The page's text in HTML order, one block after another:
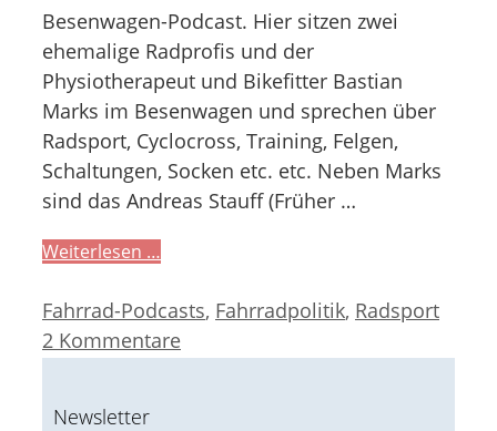
Besenwagen-Podcast. Hier sitzen zwei
ehemalige Radprofis und der
Physiotherapeut und Bikefitter Bastian
Marks im Besenwagen und sprechen über
Radsport, Cyclocross, Training, Felgen,
Schaltungen, Socken etc. etc. Neben Marks
sind das Andreas Stauff (Früher …
Weiterlesen …
Kategorien
Fahrrad-Podcasts, Fahrradpolitik, Radsport
2 Kommentare
Newsletter